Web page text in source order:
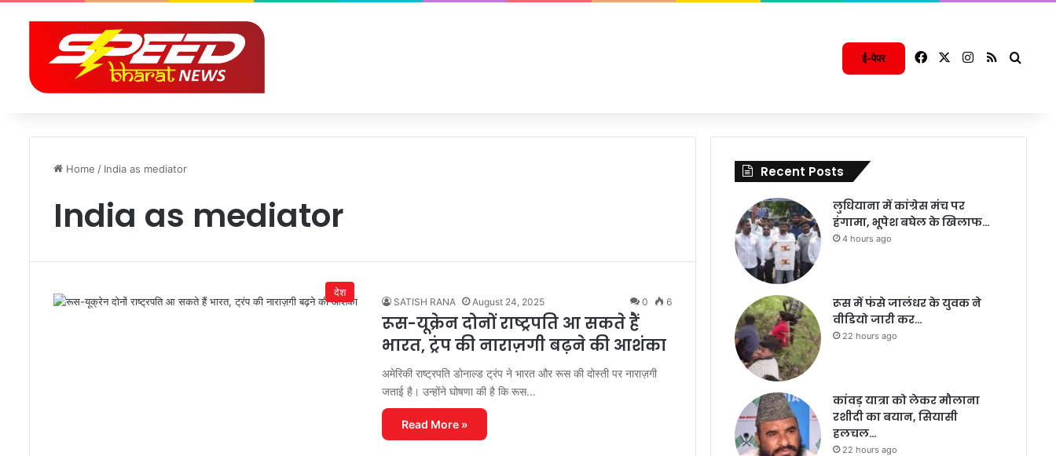
ई-पेपर FacebookInstagram
RSS
Home / India as mediator
India as mediator
देश
SATISH RANA August 24, 2025 0 6
रूस-यूक्रेन दोनों राष्ट्रपति आ सकते हैं
भारत, ट्रंप की नाराज़गी बढ़ने की आशंका
अमेरिकी राष्ट्रपति डोनाल्ड ट्रंप ने भारत और रूस की दोस्ती पर नाराज़गी
जताई है। उन्होंने घोषणा की है कि रूस…
Read More »
Recent Posts
लुधियाना में कांग्रेस मंच पर
हंगामा, भूपेश बघेल के खिलाफ…
4 hours ago
रूस में फंसे जालंधर के युवक ने
वीडियो जारी कर…
22 hours ago
कांवड़ यात्रा को लेकर मौलाना
रशीदी का बयान, सियासी
हलचल…
22 hours ago